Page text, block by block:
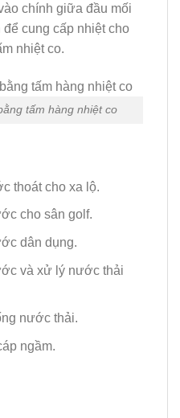
chính giữa đầu mối
cung cấp nhiệt cho
nhiệt co.
tấm hàng nhiệt co
thoát cho xa lộ.
cho sân golf.
dân dụng.
và xử lý nước thải
nước thải.
ngầm.